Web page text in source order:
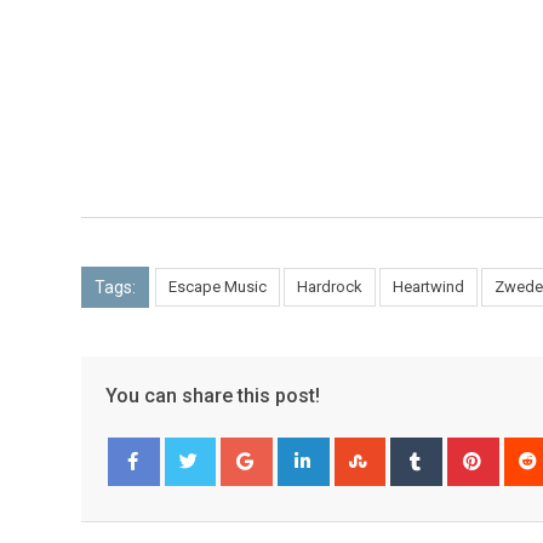
Tags: Escape Music Hardrock Heartwind
You can share this post!